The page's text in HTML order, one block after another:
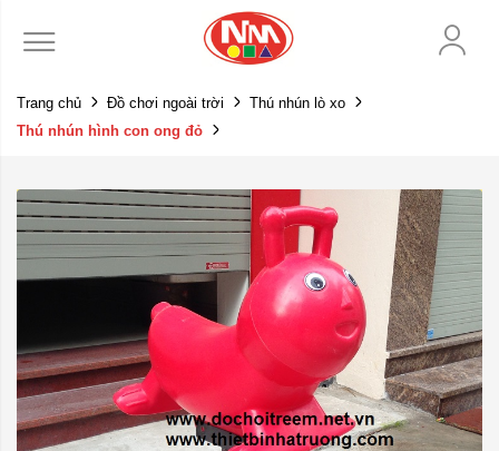
Trang chủ Đồ chơi ngoài trời
Thú nhún lò xo
Thú nhún hình con ong đỏ